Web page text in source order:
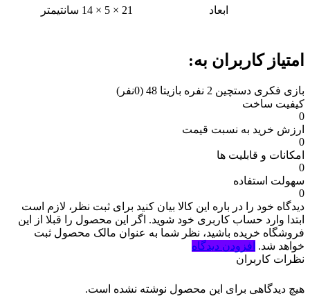
ابعاد 21 × 5 × 14 سانتیمتر
امتیاز کاربران به:
بازی فکری دستچین 2 نفره بازیتا 48
(0نفر)
کیفیت ساخت
0
ارزش خرید به نسبت قیمت
0
امکانات و قابلیت ها
0
سهولت استفاده
0
دیدگاه خود را در باره این کالا بیان کنید برای ثبت نظر، لازم است
ابتدا وارد حساب کاربری خود شوید. اگر این محصول را قبلا از این
فروشگاه خریده باشید، نظر شما به عنوان مالک محصول ثبت
خواهد شد. افزودن دیدگاه
نظرات کاربران
هیچ دیدگاهی برای این محصول نوشته نشده است.